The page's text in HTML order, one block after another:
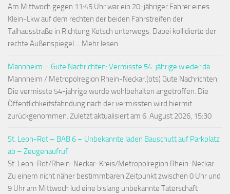
Am Mittwoch gegen 11:45 Uhr war ein 20-jähriger Fahrer eines
Klein-Lkw auf dem rechten der beiden Fahrstreifen der
Talhausstraße in Richtung Ketsch unterwegs. Dabei kollidierte der
rechte Außenspiegel ... Mehr lesen
Mannheim – Gute Nachrichten: Vermisste 54-jährige wieder da
Mannheim / Metropolregion Rhein-Neckar.(ots) Gute Nachrichten:
Die vermisste 54-jährige wurde wohlbehalten angetroffen. Die
Öffentlichkeitsfahndung nach der vermissten wird hiermit
zurückgenommen. Zuletzt aktualisiert am 6. August 2026, 15:30
St. Leon-Rot – BAB 6 – Unbekannte laden Bauschutt auf Parkplatz
ab – Zeugenaufruf
St. Leon-Rot/Rhein-Neckar-Kreis/Metropolregion Rhein-Neckar.
Zu einem nicht näher bestimmbaren Zeitpunkt zwischen 0 Uhr und
9 Uhr am Mittwoch lud eine bislang unbekannte Täterschaft